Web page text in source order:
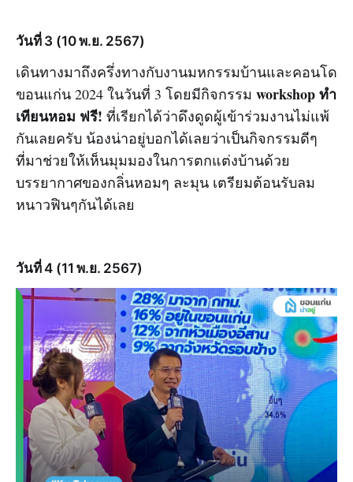
วันที่ 3 (10 พ.ย. 2567)
เดินทางมาถึงครึ่งทางกับงานมหกรรมบ้านและคอนโด
ขอนแก่น 2024 ในวันที่ 3 โดยมีกิจกรรม workshop ทำ
เทียนหอม ฟรี! ที่เรียกได้ว่าดึงดูดผู้เข้าร่วมงานไม่แพ้
กันเลยครับ น้องน่าอยู่บอกได้เลยว่าเป็นกิจกรรมดีๆ
ที่มาช่วยให้เห็นมุมมองในการตกแต่งบ้านด้วย
บรรยากาศของกลิ่นหอมๆ ละมุน เตรียมต้อนรับลม
หนาวฟินๆกันได้เลย
วันที่ 4 (11 พ.ย. 2567)